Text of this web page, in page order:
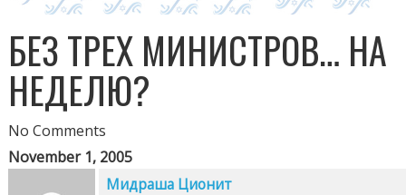
БЕЗ ТРЕХ МИНИСТРОВ… НА
НЕДЕЛЮ?
No Comments
November 1, 2005
Мидраша Ционит